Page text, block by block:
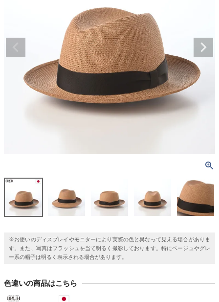
※お使いのディスプレイやモニターにより実際の色と異なって見える場合がありま
す。また、写真はフラッシュを当て明るく撮影しております。特にベージュやグレ
ー系の帽子は明るく表示される場合があります。
色違いの商品はこちら